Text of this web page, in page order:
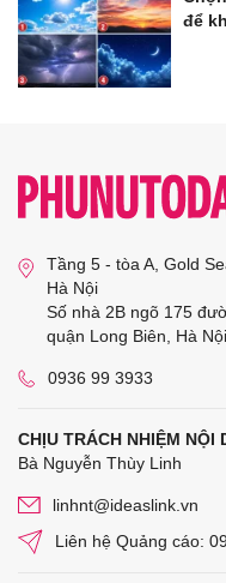
để
Tầng 5 - tòa A, Gold
Hà Nội
Số nhà 2B ngõ 175
quận Long Biên, Hà Nội
0936 99 3933
CHỊU TRÁCH NHIỆM NỘI
Bà Nguyễn Thùy Linh
linhnt@ideaslink.vn
Liên hệ Quảng cáo: